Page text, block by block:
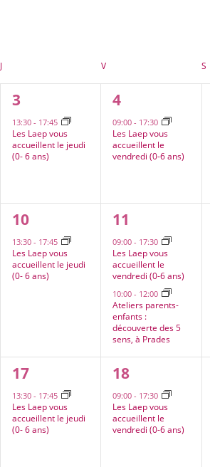
JJEUDI VVENDREDI S
1
évènement,
3
13:30 - 17:45
Les Laep vous
accueillent le jeudi
(0- 6 ans)
1
évènement,
4
09:00- 17:30
Les Laep vous
accueillent le
vendredi (0-6 ans)
1
évènement,
10
13:30 - 17:45
Les Laep vous
accueillent le jeudi
(0- 6 ans)
2
évènements,
11
09:00- 17:30
Les Laep vous
accueillent le
vendredi (0-6 ans)
10:00- 12:00
Ateliers parents-
enfants :
découverte des 5
sens, à Prades
1
évènement,
17
13:30 - 17:45
Les Laep vous
accueillent le jeudi
(0- 6 ans)
1
évènement,
18
09:00- 17:30
Les Laep vous
accueillent le
vendredi (0-6 ans)